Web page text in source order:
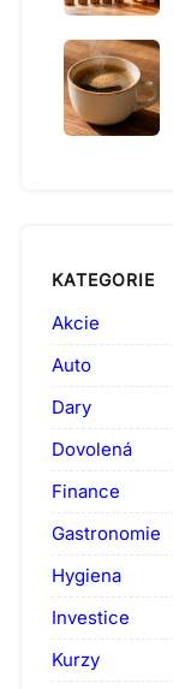
KATEGORIE
Akcie
Auto
Dary
Dovolená
Finance
Gastronomie
Hygiena
Investice
Kurzy